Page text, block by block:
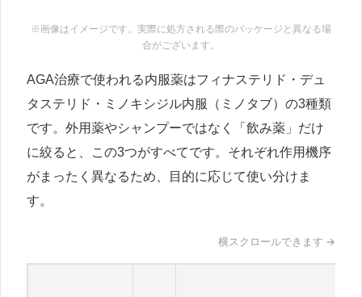
※画像はイメージです。実際に処方される際のパッケージと異なる場
合がございます。
AGA治療で使われる内服薬はフィナステリド・デュ
タステリド・ミノキシジル内服（ミノタブ）の3種類
です。外用薬やシャンプーではなく「飲み薬」だけ
に絞ると、この3つがすべてです。それぞれ作用機序
がまったく異なるため、目的に応じて使い分けま
す。